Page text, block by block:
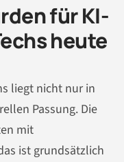
für KI-
heute
liegt nicht nur in
Passung. Die
mit
ist grundsätzlich